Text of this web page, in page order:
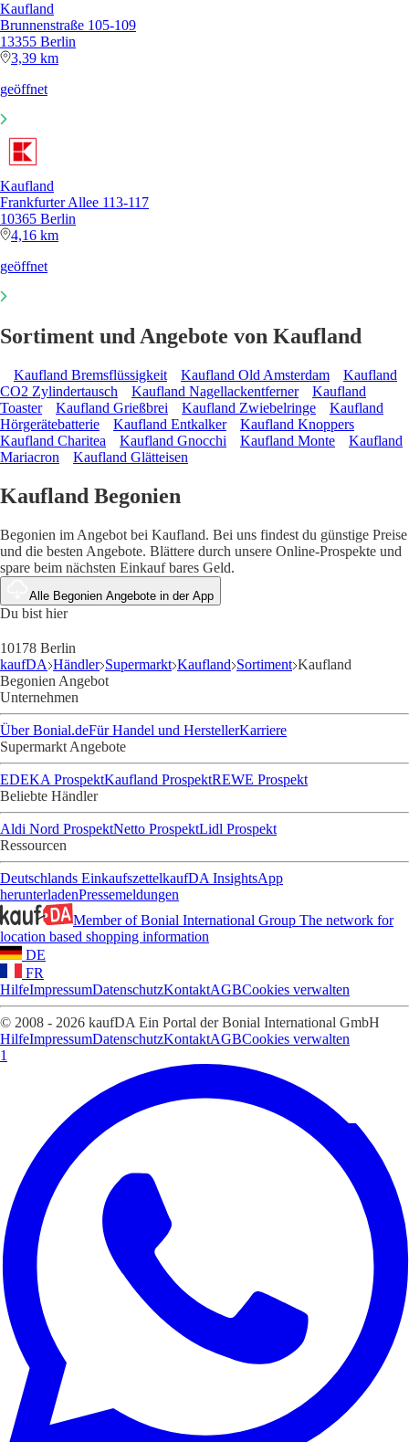
Kaufland
Brunnenstraße 105-109
13355 Berlin
3,39 km
geöffnet
Kaufland
Frankfurter Allee 113-117
10365 Berlin
4,16 km
geöffnet
Sortiment und Angebote von Kaufland
Kaufland Bremsflüssigkeit Kaufland Old Amsterdam
Kaufland
CO2 Zylindertausch
Kaufland Nagellackentferner
Kaufland
Toaster
Kaufland Grießbrei Kaufland Zwiebelringe
Kaufland
Hörgerätebatterie
Kaufland Entkalker
Kaufland Knoppers
Kaufland Charitea
Kaufland Gnocchi Kaufland Monte
Kaufland
Mariacron
Kaufland Glätteisen
Kaufland Begonien
Begonien im Angebot bei Kaufland. Bei uns findest du günstige Preise
und die besten Angebote. Blättere durch unsere Online-Prospekte und
spare beim nächsten Einkauf bares Geld.
Alle Begonien Angebote in der App
Du bist hier
10178 Berlin
kaufDA Händler Supermarkt Kaufland Sortiment Kaufland
Begonien Angebot
Unternehmen
Über Bonial.deFür Handel und HerstellerKarriere
Supermarkt Angebote
EDEKA ProspektKaufland ProspektREWE Prospekt
Beliebte Händler
Aldi Nord ProspektNetto ProspektLidl Prospekt
Ressourcen
Deutschlands EinkaufszettelkaufDA InsightsApp
herunterladenPressemeldungen
Member of Bonial International Group The network for
location based shopping information
DE
FR
HilfeImpressumDatenschutzKontaktAGBCookies verwalten
© 2008 - 2026 kaufDA Ein Portal der Bonial International GmbH
HilfeImpressumDatenschutzKontaktAGBCookies verwalten
1